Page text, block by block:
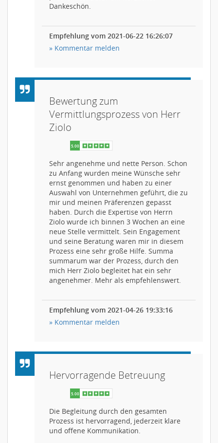
5.00
Dankeschön.
Empfehlung vom 2021-06-22 16:26:07
» Kommentar melden
Bewertung zum
Vermittlungsprozess von Herr
Ziolo
Sehr angenehme und nette Person. Schon
zu Anfang wurden meine Wünsche sehr
ernst genommen und haben zu einer
Auswahl von Unternehmen geführt, die zu
mir und meinen Präferenzen gepasst
haben. Durch die Expertise von Herrn
Ziolo wurde ich binnen 3 Wochen an eine
neue Stelle vermittelt. Sein Engagement
und seine Beratung waren mir in diesem
Prozess eine sehr große Hilfe. Summa
summarum war der Prozess, durch den
mich Herr Ziolo begleitet hat ein sehr
angenehmer. Mehr als empfehlenswert.
Empfehlung vom 2021-04-26 19:33:16
» Kommentar melden
Hervorragende Betreuung
Die Begleitung durch den gesamten
Prozess ist hervorragend, jederzeit klare
und offene Kommunikation.